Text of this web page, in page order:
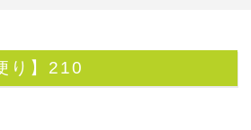
り】210